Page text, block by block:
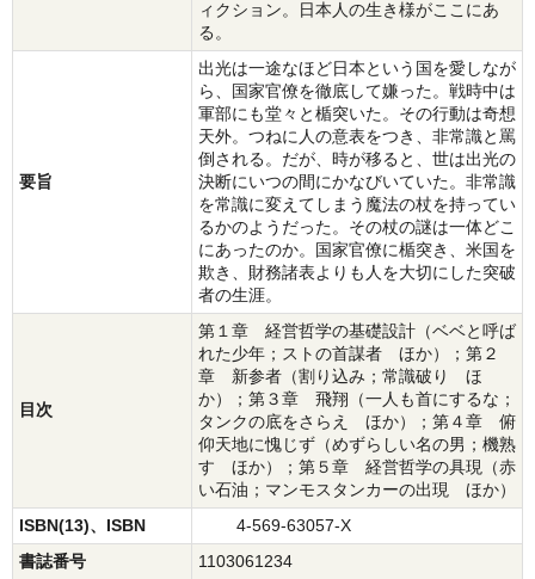
ィクション。日本人の生き様がここにあ
る。
要旨
出光は一途なほど日本という国を愛しなが
ら、国家官僚を徹底して嫌った。戦時中は
軍部にも堂々と楯突いた。その行動は奇想
天外。つねに人の意表をつき、非常識と罵
倒される。だが、時が移ると、世は出光の
決断にいつの間にかなびいていた。非常識
を常識に変えてしまう魔法の杖を持ってい
るかのようだった。その杖の謎は一体どこ
にあったのか。国家官僚に楯突き、米国を
欺き、財務諸表よりも人を大切にした突破
者の生涯。
目次
第１章 経営哲学の基礎設計（ベベと呼ば
れた少年；ストの首謀者 ほか）；第２
章 新参者（割り込み；常識破り ほ
か）；第３章 飛翔（一人も首にするな；
タンクの底をさらえ ほか）；第４章 俯
仰天地に愧じず（めずらしい名の男；機熟
す ほか）；第５章 経営哲学の具現（赤
い石油；マンモスタンカーの出現 ほか）
ISBN(13)、ISBN
4-569-63057-X
書誌番号
1103061234